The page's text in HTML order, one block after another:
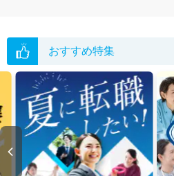
い。
おすすめ特集